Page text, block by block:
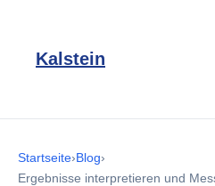
Kalstein
Startseite›Blog›
Ergebnisse interpretieren und